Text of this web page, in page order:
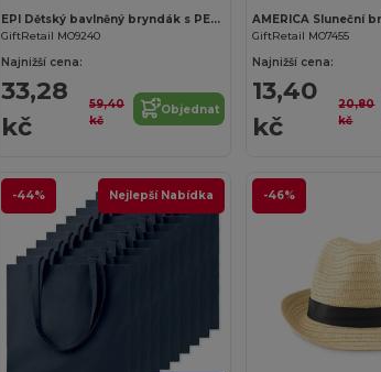
EPI Dětský bavlněný bryndák s PEVA podšívkou
GiftRetail MO9240
Najnižší cena:
33,28
kč
59,40
kč
Objednat
GiftRetail MO7455
Najnižší cena:
13,40
kč
20,80
kč
-44% Nejlepší Nabídka -46%